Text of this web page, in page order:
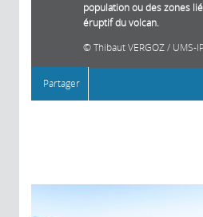
population ou des zones
éruptif du volcan.
Thibaut VERGOZ / UMS-
Partager